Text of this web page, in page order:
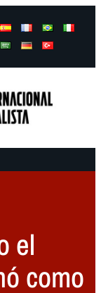
el
como